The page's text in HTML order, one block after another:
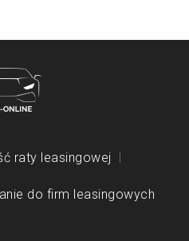
raty leasingowej
do firm leasingowych